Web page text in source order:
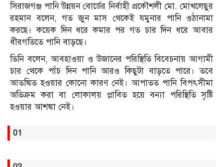
সিরাজগঞ্জ পানি উন্নয়ন বোর্ডের নির্বাহী প্রকৌশলী মো. মোখলেছুর
রহমান বলেন, গত জুন মাস থেকেই যমুনার পানি ওঠানামা
করছে। কয়েক দিন ধরে কমার পর গত চার দিন ধরে আবার
ধীরগতিতে পানি বাড়ছে।
তিনি বলেন, আবহাওয়া ও উজানের পরিস্থিতি বিবেচনায় আগামী
চার থেকে পাঁচ দিন পানি আরও কিছুটা বাড়তে পারে। তবে
আতঙ্কিত হওয়ার কোনো কারণ নেই। আপাতত পানি বিপৎসীমা
অতিক্রম করা বা লোকালয় প্লাবিত হয়ে বন্যা পরিস্থিতি সৃষ্টি
হওয়ার আশঙ্কা নেই।
01